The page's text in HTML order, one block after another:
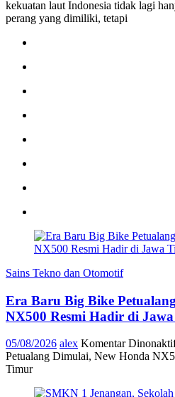
kekuatan laut Indonesia tidak lagi
perang yang dimiliki, tetapi
Sains Tekno dan Otomotif
Era Baru Big Bike
NX500 Resmi Hadir di
05/08/2026 alex Komentar
Petualang Dimulai, New Honda
Timur